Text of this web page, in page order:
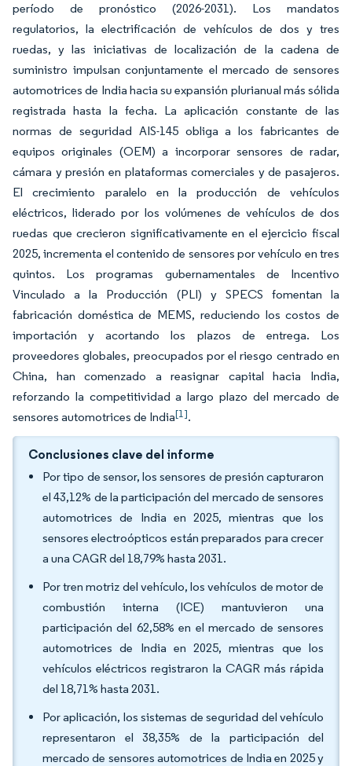
período de pronóstico (2026-2031). Los mandatos
regulatorios, la electrificación de vehículos de dos y tres
ruedas, y las iniciativas de localización de la cadena de
suministro impulsan conjuntamente el mercado de sensores
automotrices de India hacia su expansión plurianual más sólida
registrada hasta la fecha. La aplicación constante de las
normas de seguridad AIS-145 obliga a los fabricantes de
equipos originales (OEM) a incorporar sensores de radar,
cámara y presión en plataformas comerciales y de pasajeros.
El crecimiento paralelo en la producción de vehículos
eléctricos, liderado por los volúmenes de vehículos de dos
ruedas que crecieron significativamente en el ejercicio fiscal
2025, incrementa el contenido de sensores por vehículo en tres
quintos. Los programas gubernamentales de Incentivo
Vinculado a la Producción (PLI) y SPECS fomentan la
fabricación doméstica de MEMS, reduciendo los costos de
importación y acortando los plazos de entrega. Los
proveedores globales, preocupados por el riesgo centrado en
China, han comenzado a reasignar capital hacia India,
reforzando la competitividad a largo plazo del mercado de
sensores automotrices de India[1].
Conclusiones clave del informe
Por tipo de sensor, los sensores de presión capturaron
el 43,12% de la participación del mercado de sensores
automotrices de India en 2025, mientras que los
sensores electroópticos están preparados para crecer
a una CAGR del 18,79% hasta 2031.
Por tren motriz del vehículo, los vehículos de motor de
combustión interna (ICE) mantuvieron una
participación del 62,58% en el mercado de sensores
automotrices de India en 2025, mientras que los
vehículos eléctricos registraron la CAGR más rápida
del 18,71% hasta 2031.
Por aplicación, los sistemas de seguridad del vehículo
representaron el 38,35% de la participación del
mercado de sensores automotrices de India en 2025 y